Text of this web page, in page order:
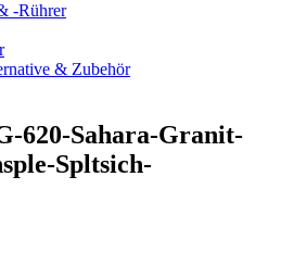
-Rührer
& Zubehör
620-Sahara-Granit-
Spltsich-